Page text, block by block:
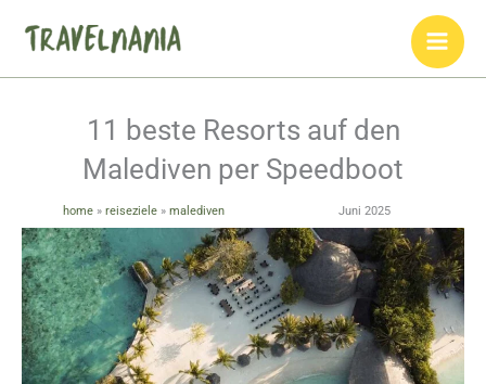
Inhalt
springen
11 beste Resorts auf den
Malediven per Speedboot
home» reiseziele» malediven Juni 2025